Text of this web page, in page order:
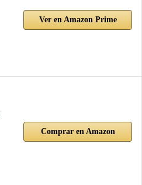
Ver en Amazon Prime
Comprar en Amazon